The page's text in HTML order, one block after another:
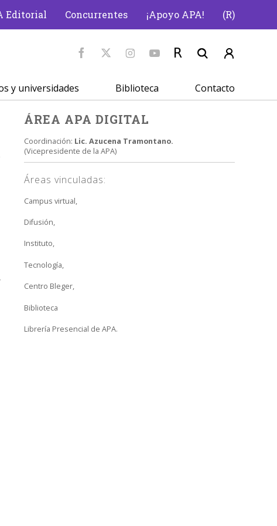
Editorial Concurrentes ¡Apoyo APA! (R)
y universidades Biblioteca Contacto
ÁREA APA DIGITAL
Coordinación: Lic. Azucena Tramontano.
(Vicepresidente de la APA)
Áreas vinculadas:
Campus virtual,
Difusión,
Instituto,
Tecnología,
Centro Bleger,
Biblioteca
Librería Presencial de APA.